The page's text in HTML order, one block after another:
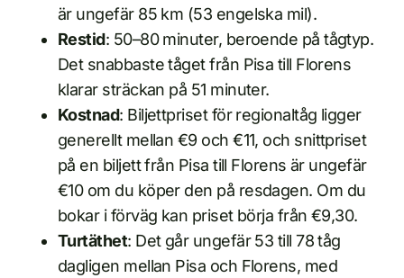
är ungefär 85 km (53 engelska mil).
Restid: 50–80 minuter, beroende på tågtyp.
Det snabbaste tåget från Pisa till Florens
klarar sträckan på 51 minuter.
Kostnad: Biljettpriset för regionaltåg ligger
generellt mellan €9 och €11, och snittpriset
på en biljett från Pisa till Florens är ungefär
€10 om du köper den på resdagen. Om du
bokar i förväg kan priset börja från €9,30.
Turtäthet: Det går ungefär 53 till 78 tåg
dagligen mellan Pisa och Florens, med